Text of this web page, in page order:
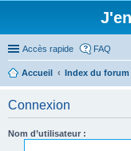
Accès rapide FAQ
Accueil
Index du forum
Connexion
Nom d’utilisateur :